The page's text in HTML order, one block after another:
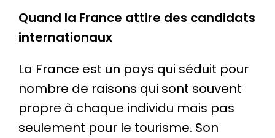
Quand la France attire des candidats
internationaux
La France est un pays qui séduit pour
nombre de raisons qui sont souvent
propre à chaque individu mais pas
seulement pour le tourisme. Son